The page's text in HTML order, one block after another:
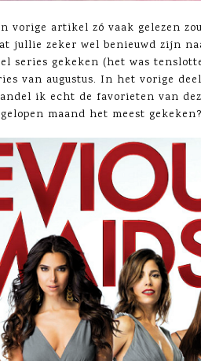
artikel zó vaak gelezen
jullie zeker wel benieuwd zijn
series gekeken (het was
van augustus. In het vorige
ik echt de favorieten van
maand het meest gekeken?